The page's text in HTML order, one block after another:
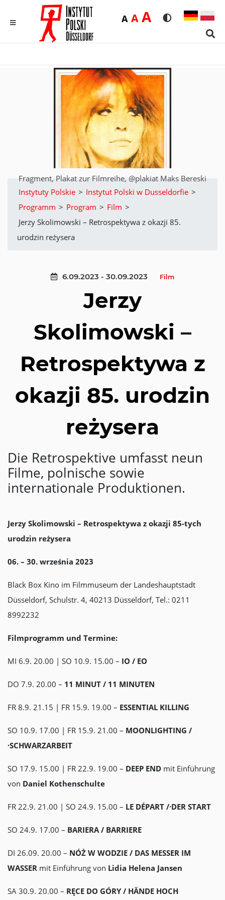
Rozmiar
ADomyślna
AŚrednia
ADużaWersja
Fragment, Plakat zur Filmreihe, @plakiat Maks Bereski
Instytuty Polskie > Instytut Polski w Dusseldorfie >
Programm > Program > Film >
Jerzy Skolimowski – Retrospektywa z okazji 85.
urodzin reżysera
6.09.2023 - 30.09.2023 Film
Jerzy
Skolimowski –
Retrospektywa z
okazji 85. urodzin
reżysera
Die Retrospektive umfasst neun
Filme, polnische sowie
internationale Produktionen.
Jerzy Skolimowski – Retrospektywa z okazji 85-tych
urodzin reżysera
06. – 30. września 2023
Black Box Kino im Filmmuseum der Landeshauptstadt
Düsseldorf, Schulstr. 4, 40213 Düsseldorf, Tel.: 0211
8992232
Filmprogramm und Termine:
MI 6.9. 20.00 | SO 10.9. 15.00 – IO / EO
DO 7.9. 20.00 – 11 MINUT / 11 MINUTEN
FR 8.9. 21.15 | FR 15.9. 19.00 – ESSENTIAL KILLING
SO 10.9. 17.00 | FR 15.9. 21.00 – MOONLIGHTING /
·SCHWARZARBEIT
SO 17.9. 15.00 | FR 22.9. 19.00 – DEEP END mit Einführung
von Daniel Kothenschulte
FR 22.9. 21.00 | SO 24.9. 15.00 – LE DÉPART /·DER START
SO 24.9. 17.00 – BARIERA / BARRIERE
DI 26.09. 20.00 – NÓŻ W WODZIE / DAS MESSER IM
WASSER mit Einführung von Lidia Helena Jansen
SA 30.9. 20.00 – RĘCE DO GÓRY / HÄNDE HOCH